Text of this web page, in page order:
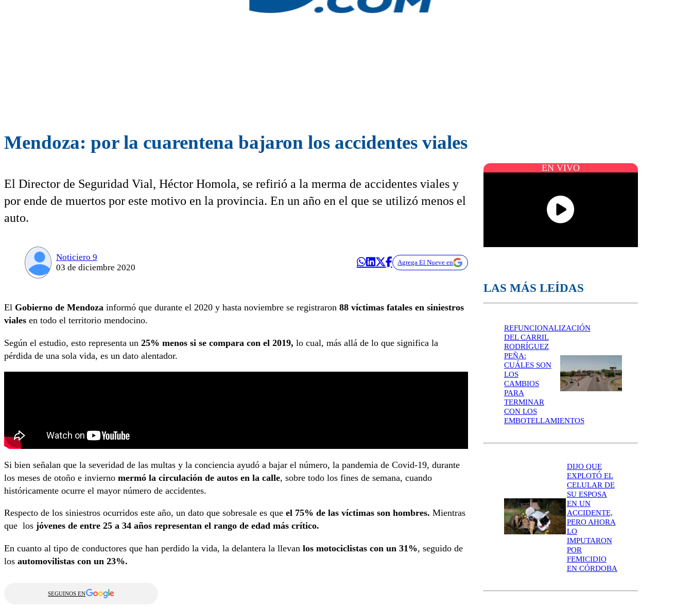
Mendoza: por la cuarentena bajaron los accidentes viales
El Director de Seguridad Vial, Héctor Homola, se refirió a la merma de accidentes viales y
por ende de muertos por este motivo en la provincia. En un año en el que se utilizó menos el
auto.
Noticiero 9
03 de diciembre 2020
Agrega El Nueve en
El Gobierno de Mendoza informó que durante el 2020 y hasta noviembre se registraron 88 víctimas fatales en siniestros
viales en todo el territorio mendocino.
Según el estudio, esto representa un 25% menos si se compara con el 2019, lo cual, más allá de lo que significa la
pérdida de una sola vida, es un dato alentador.
Si bien señalan que la severidad de las multas y la conciencia ayudó a bajar el número, la pandemia de Covid-19, durante
los meses de otoño e invierno mermó la circulación de autos en la calle, sobre todo los fines de semana, cuando
históricamente ocurre el mayor número de accidentes.
Respecto de los siniestros ocurridos este año, un dato que sobresale es que el 75% de las víctimas son hombres. Mientras
que los jóvenes de entre 25 a 34 años representan el rango de edad más crítico.
En cuanto al tipo de conductores que han perdido la vida, la delantera la llevan los motociclistas con un 31%, seguido de
los automovilistas con un 23%.
SEGUINOS EN
EN VIVO
LAS MÁS LEÍDAS
REFUNCIONALIZACIÓN
DEL CARRIL
RODRÍGUEZ
PEÑA:
CUÁLES SON
LOS
CAMBIOS
PARA
TERMINAR
CON LOS
EMBOTELLAMIENTOS
DIJO QUE
EXPLOTÓ EL
CELULAR DE
SU ESPOSA
EN UN
ACCIDENTE,
PERO AHORA
LO
IMPUTARON
POR
FEMICIDIO
EN CÓRDOBA